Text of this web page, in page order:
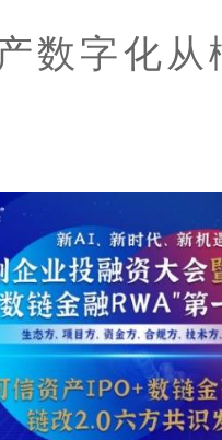
数字化从